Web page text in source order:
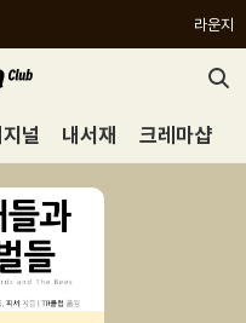
라운지
널 내서재 크레마샵